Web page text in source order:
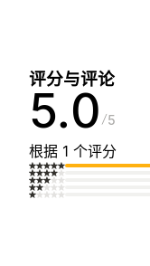
评分与评论
5.0 5
根据 1 个评分